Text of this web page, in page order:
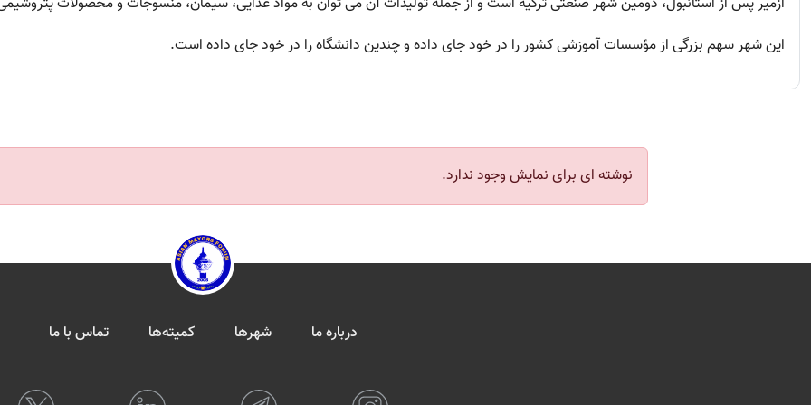
این شهر سهم بزرگی از مؤسسات آموزشی کشور را در خود جای داده و چندین دانشگاه را در خود جای داده است.
نوشته ای برای نمایش وجود ندارد.
درباره ما شهرها کمیته‌ها تماس با ما